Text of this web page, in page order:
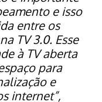
e isso
entre os
TV 3.0. Esse
à TV aberta
para
e
internet”,